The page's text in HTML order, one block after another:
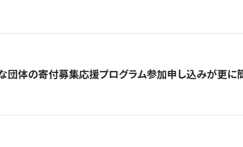
団体の寄付募集応援プログラム参加申し込みが更に